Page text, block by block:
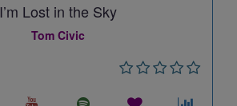
I’m Lost in the Sky
Tom Civic